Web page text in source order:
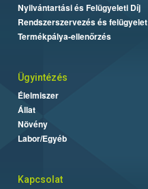
Nyilvántartási és Felügyeleti Díj
Rendszerszervezés és felügyelet
Termékpálya-ellenőrzés
Ügyintézés
Élelmiszer
Állat
Növény
Labor/Egyéb
Kapcsolat